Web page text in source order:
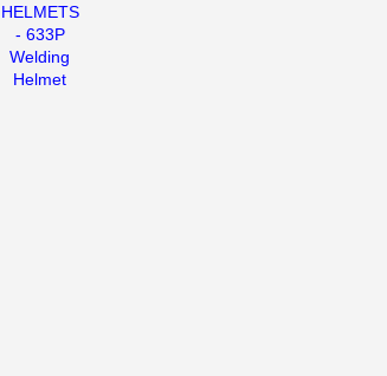
HELMETS
- 633P
Welding
Helmet